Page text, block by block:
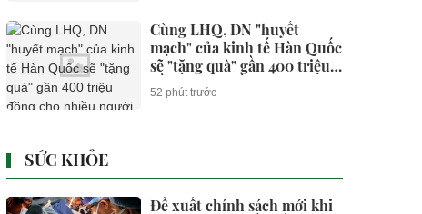
Cùng LHQ, DN "huyết
mạch" của kinh tế Hàn Quốc
sẽ "tặng quà" gần 400 triệu
đồng cho nhiều người trẻ
VN
52 phút trước
SỨC KHỎE
Đề xuất chính sách mới khi